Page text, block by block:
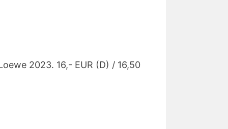
2023. 16,- EUR (D) / 16,50